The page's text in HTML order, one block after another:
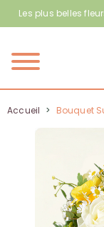
Les plus belles
Menu
Accueil > Bouquet